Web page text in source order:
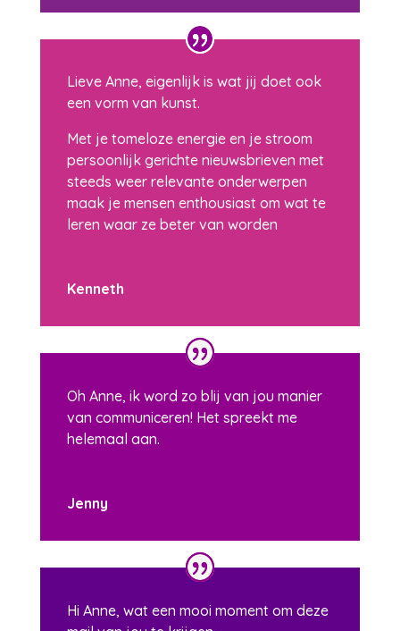
Lieve Anne, eigenlijk is wat jij doet ook
een vorm van kunst.
Met je tomeloze energie en je stroom
persoonlijk gerichte nieuwsbrieven met
steeds weer relevante onderwerpen
maak je mensen enthousiast om wat te
leren waar ze beter van worden
Kenneth
Oh Anne, ik word zo blij van jou manier
van communiceren! Het spreekt me
helemaal aan.
Jenny
Hi Anne, wat een mooi moment om deze